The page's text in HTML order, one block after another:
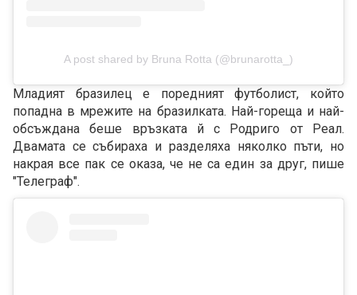
A post shared by Bruna Rotta (@brunarotta_)
Младият бразилец е поредният футболист, който
попадна в мрежите на бразилката. Най-гореща и най-
обсъждана беше връзката й с Родриго от Реал.
Двамата се събираха и разделяха няколко пъти, но
накрая все пак се оказа, че не са един за друг, пише
"Телеграф".